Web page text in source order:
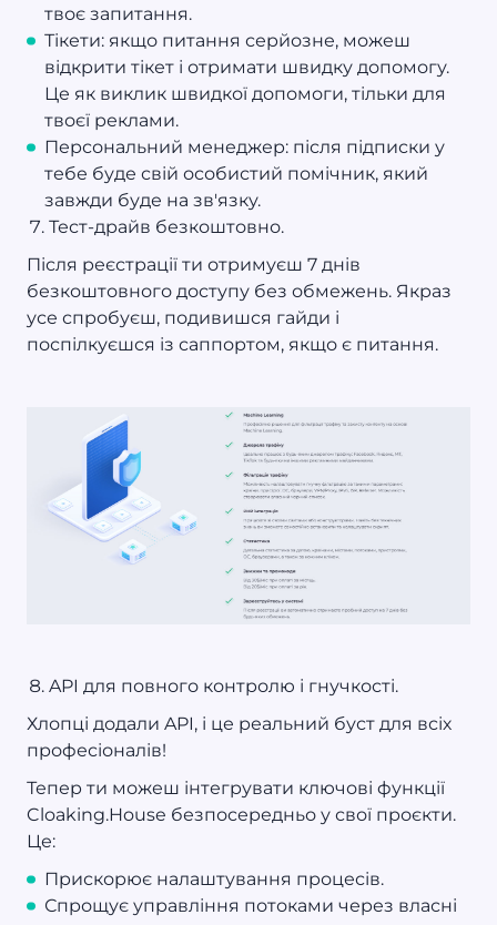
твоє запитання.
Тікети: якщо питання серйозне, можеш
відкрити тікет і отримати швидку допомогу.
Це як виклик швидкої допомоги, тільки для
твоєї реклами.
Персональний менеджер: після підписки у
тебе буде свій особистий помічник, який
завжди буде на зв'язку.
Тест-драйв безкоштовно.
Після реєстрації ти отримуєш 7 днів
безкоштовного доступу без обмежень. Якраз
усе спробуєш, подивишся гайди і
поспілкуєшся із саппортом, якщо є питання.
API для повного контролю і гнучкості.
Хлопці додали API, і це реальний буст для всіх
професіоналів!
Тепер ти можеш інтегрувати ключові функції
Cloaking.House безпосередньо у свої проєкти.
Це:
Прискорює налаштування процесів.
Спрощує управління потоками через власні